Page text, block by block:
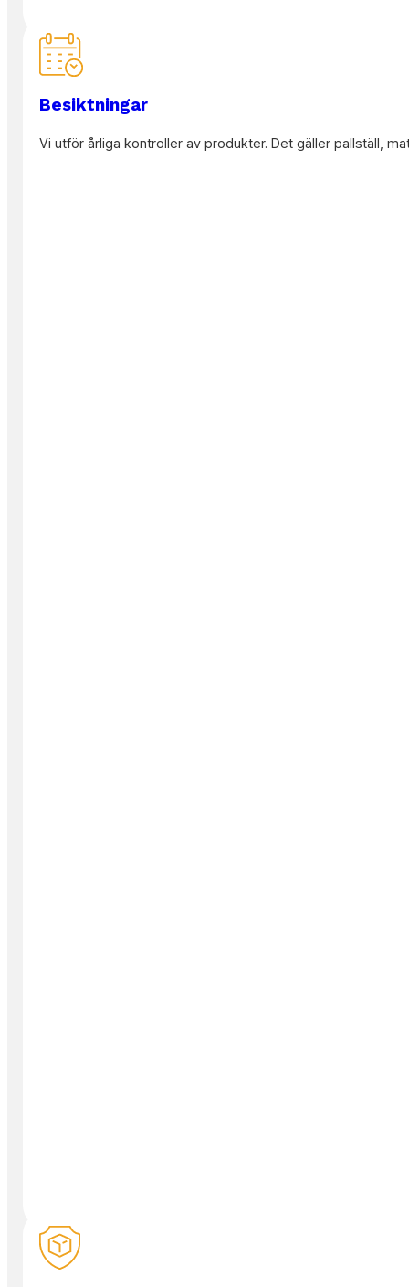
Läs mer
Besiktningar
Vi utför årliga kontroller av produkter. Det gäller pallställ,